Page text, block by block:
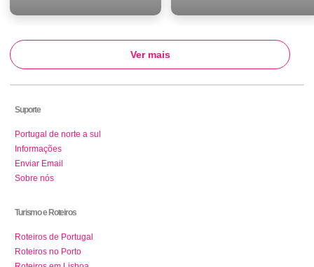
Ver mais
Suporte
Portugal de norte a sul
Informações
Enviar Email
Sobre nós
Turismo e Roteiros
Roteiros de Portugal
Roteiros no Porto